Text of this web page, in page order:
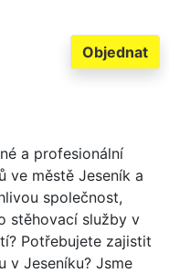
Objednat
a profesionální
ve městě Jeseník a
společnost,
stěhovací služby v
Potřebujete zajistit
v Jeseníku? Jsme